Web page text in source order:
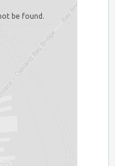
be found.